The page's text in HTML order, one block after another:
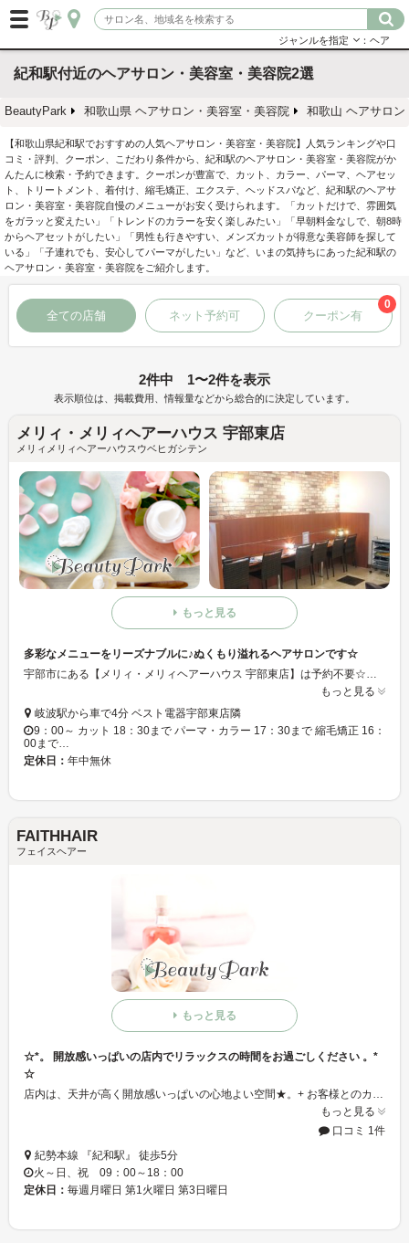
ジャンルを指定 ：ヘア
紀和駅付近のヘアサロン・美容室・美容院2選
BeautyPark 和歌山県 ヘアサロン・美容室・美容院 和歌山 ヘアサロ
【和歌山県紀和駅でおすすめの人気ヘアサロン・美容室・美容院】人気ランキングや口
コミ・評判、クーポン、こだわり条件から、紀和駅のヘアサロン・美容室・美容院がか
んたんに検索・予約できます。クーポンが豊富で、カット、カラー、パーマ、ヘアセッ
ト、トリートメント、着付け、縮毛矯正、エクステ、ヘッドスパなど、紀和駅のヘアサ
ロン・美容室・美容院自慢のメニューがお安く受けられます。「カットだけで、雰囲気
をガラッと変えたい」「トレンドのカラーを安く楽しみたい」「早朝料金なしで、朝8時
からヘアセットがしたい」「男性も行きやすい、メンズカットが得意な美容師を探して
いる」「子連れでも、安心してパーマがしたい」など、いまの気持ちにあった紀和駅の
ヘアサロン・美容室・美容院をご紹介します。
全ての店舗 ネット予約可 クーポン有
0
2件中 1〜2件を表示
表示順位は、掲載費用、情報量などから総合的に決定しています。
メリィ・メリィヘアーハウス 宇部東店
メリィメリィヘアーハウスウベヒガシテン
もっと見る
多彩なメニューをリーズナブルに♪ぬくもり溢れるヘアサロンです☆
宇部市にある【メリィ・メリィヘアーハウス 宇部東店】は予約不要☆だから一人でもカップルでも気軽に立ち寄れますよ♪ハイクオリティなヘアーを良心価格でご提供！
もっと見る
岐波駅から車で4分 ベスト電器宇部東店隣
9：00～ カット 18：30まで パーマ・カラー 17：30まで 縮毛矯正 16：
00まで…
定休日： 年中無休
FAITHHAIR
フェイスヘアー
もっと見る
☆*。 開放感いっぱいの店内でリラックスの時間をお過ごしください 。*
☆
店内は、天井が高く開放感いっぱいの心地よい空間★。+ お客様とのカウンセリングを重視しております♪ 技術すべてにおいて、これ以上ないヘアスタイルを提案いたします☆★ 皆様のご来店お待ちしております！
もっと見る
口コミ 1件
紀勢本線 『紀和駅』 徒歩5分
火～日、祝 09：00～18：00
定休日： 毎週月曜日 第1火曜日 第3日曜日